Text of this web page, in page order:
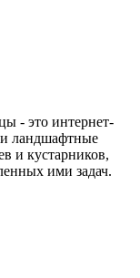
- это интернет-
ландшафтные
и кустарников,
ими задач.